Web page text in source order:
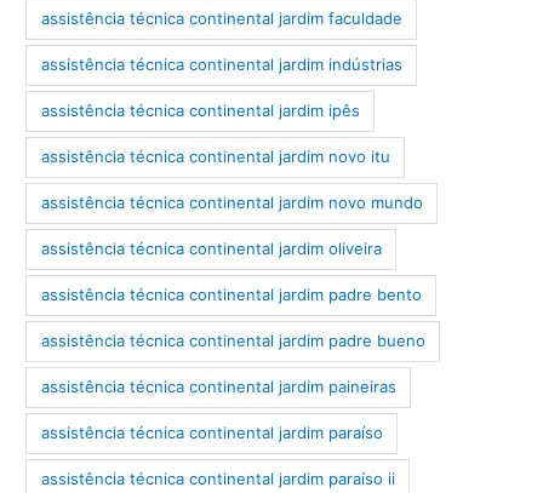
assistência técnica continental jardim faculdade
assistência técnica continental jardim indústrias
assistência técnica continental jardim ipês
assistência técnica continental jardim novo itu
assistência técnica continental jardim novo mundo
assistência técnica continental jardim oliveira
assistência técnica continental jardim padre bento
assistência técnica continental jardim padre bueno
assistência técnica continental jardim paineiras
assistência técnica continental jardim paraíso
assistência técnica continental jardim paraíso ii